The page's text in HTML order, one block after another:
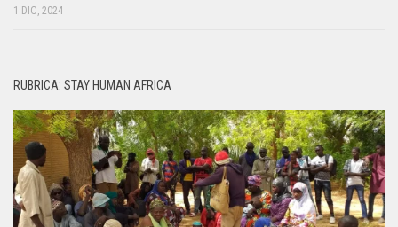
1 DIC, 2024
RUBRICA: STAY HUMAN AFRICA